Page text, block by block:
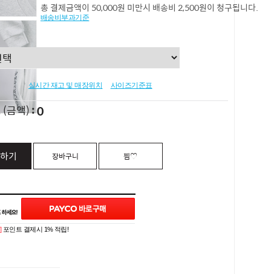
총 결제금액이 50,000원 미만시 배송비 2,500원이 청구됩니다.
배송비부과기준
실시간 재고 및 매장위치 사이즈기준표
(금액) 0
기 장바구니 찜♡
포인트 결제시 1% 적립!